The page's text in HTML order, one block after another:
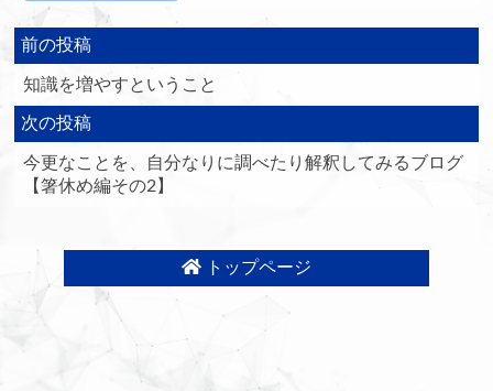
前の投稿
知識を増やすということ
次の投稿
今更なことを、自分なりに調べたり解釈してみるブログ
【箸休め編その2】
トップページ